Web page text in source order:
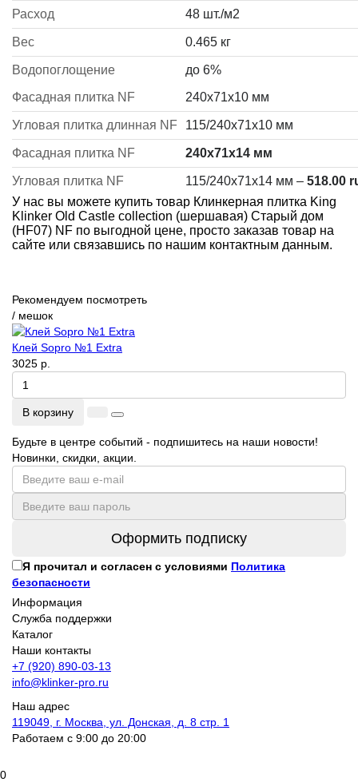
Расход 48 шт./м2
Вес 0.465 кг
Водопоглощение
до 6%
Фасадная плитка N F 240x71x10 мм
Угловая плитка длинная N F 115/240x71x10 мм
Фасадная плитка NF 240x71x14 мм
Угловая плитка NF 115/240x71x14 мм – 518.00
У нас вы можете купить товар Клинкерная плитка King
Klinker Old Castle collection (шершавая) Старый дом
(HF07) NF по выгодной цене, просто заказав товар на
сайте или связавшись по нашим контактным данным.
Рекомендуем посмотреть
/ мешок
Клей Sopro №1 Extra
3025 р.
В корзину
Будьте в центре событий - подпишитесь на наши новости!
Новинки, скидки, акции.
Оформить подписку
Я прочитал и согласен с условиями Политика
безопасности
Информация
Служба поддержки
Каталог
Наши контакты
+7 (920) 890-03-13
info@klinker-pro.ru
Наш адрес
119049, г. Москва, ул. Донская, д. 8 стр. 1
Работаем с 9:00 до 20:00
0